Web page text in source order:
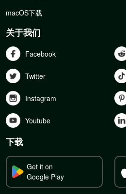
macOS下载
关于我们
Facebook
Twitter
Instagram
Youtube
下载
Get it on
Google Play